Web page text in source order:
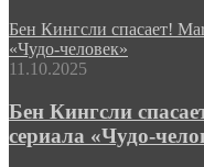
Бен Кингсли спасает!
«Чудо-человек»
11.10.2025
Бен Кингсли
сериала «Чудо-